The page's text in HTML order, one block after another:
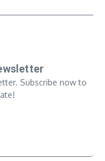
Subscribe now to